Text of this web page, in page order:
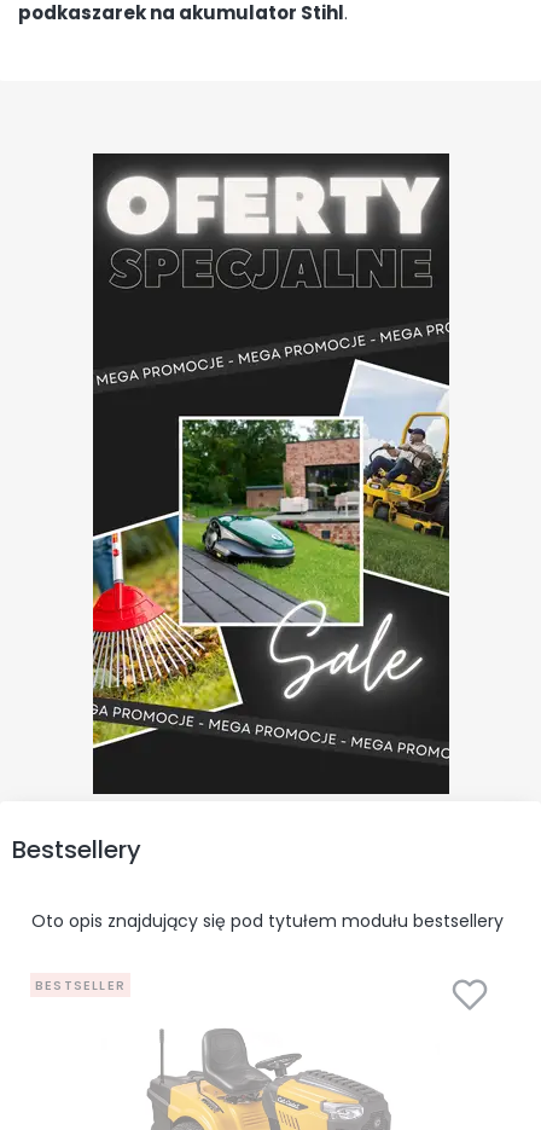
podkaszarek na akumulator Stihl.
Bestsellery
Oto opis znajdujący się pod tytułem modułu bestsellery
BESTSELLER